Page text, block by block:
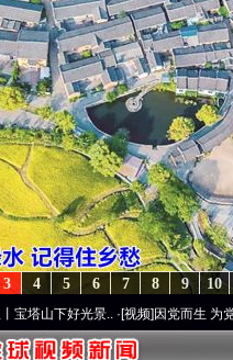
10
9
8
7
6
5
4
3
光景..·[视频]因党而生 为党而战——